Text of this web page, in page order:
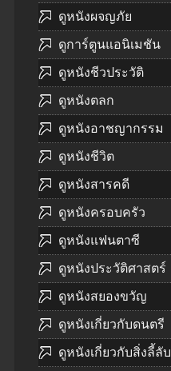
ดูหนังผจญภัย
ดูการ์ตูนแอนิเมชัน
ดูหนังชีวประวัติ
ดูหนังตลก
ดูหนังอาชญากรรม
ดูหนังชีวิต
ดูหนังสารคดี
ดูหนังครอบครัว
ดูหนังแฟนตาซี
ดูหนังประวัติศาสตร์
ดูหนังสยองขวัญ
ดูหนังเกี่ยวกับดนตรี
ดูหนังเกี่ยวกับสิ่งลี้ลับ